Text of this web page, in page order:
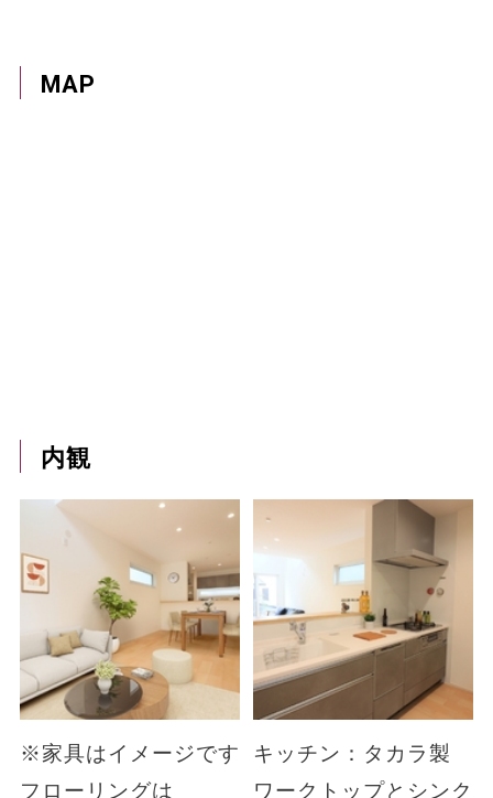
MAP
内観
※家具はイメージです
フローリングは
キッチン：タカラ製
ワークトップとシンク